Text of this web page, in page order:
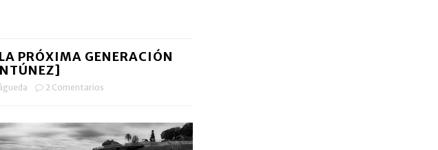
PRÓXIMA GENERACIÓN
2 Comentarios